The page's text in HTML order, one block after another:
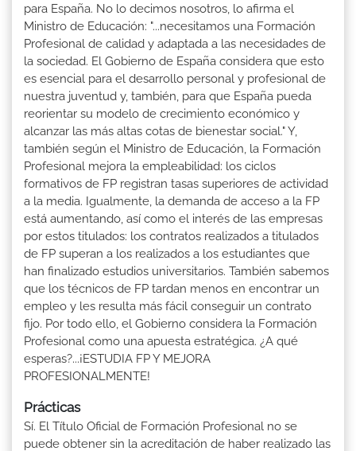
para España. No lo decimos nosotros, lo afirma el
Ministro de Educación: "...necesitamos una Formación
Profesional de calidad y adaptada a las necesidades de
la sociedad. El Gobierno de España considera que esto
es esencial para el desarrollo personal y profesional de
nuestra juventud y, también, para que España pueda
reorientar su modelo de crecimiento económico y
alcanzar las más altas cotas de bienestar social." Y,
también según el Ministro de Educación, la Formación
Profesional mejora la empleabilidad: los ciclos
formativos de FP registran tasas superiores de actividad
a la media. Igualmente, la demanda de acceso a la FP
está aumentando, así como el interés de las empresas
por estos titulados: los contratos realizados a titulados
de FP superan a los realizados a los estudiantes que
han finalizado estudios universitarios. También sabemos
que los técnicos de FP tardan menos en encontrar un
empleo y les resulta más fácil conseguir un contrato
fijo. Por todo ello, el Gobierno considera la Formación
Profesional como una apuesta estratégica. ¿A qué
esperas?...¡ESTUDIA FP Y MEJORA
PROFESIONALMENTE!
Prácticas
Sí. El Título Oficial de Formación Profesional no se
puede obtener sin la acreditación de haber realizado las